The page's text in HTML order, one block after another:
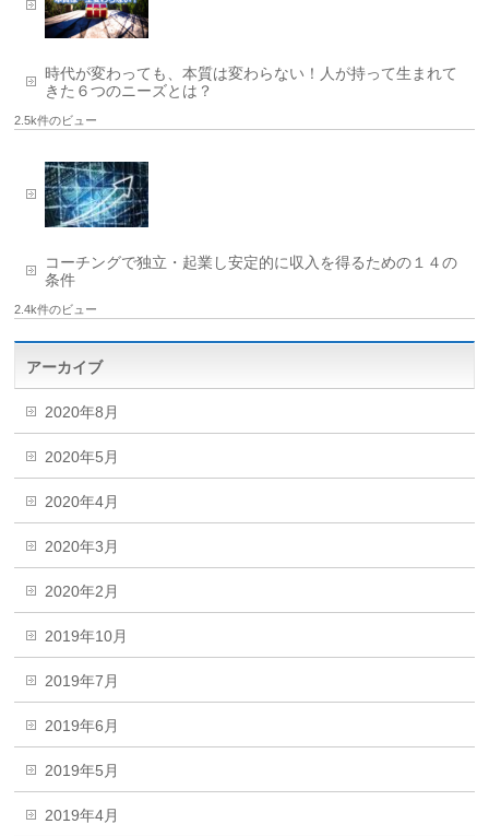
時代が変わっても、本質は変わらない！人が持って生まれて
きた６つのニーズとは？
2.5k件のビュー
コーチングで独立・起業し安定的に収入を得るための１４の
条件
2.4k件のビュー
アーカイブ
2020年8月
2020年5月
2020年4月
2020年3月
2020年2月
2019年10月
2019年7月
2019年6月
2019年5月
2019年4月